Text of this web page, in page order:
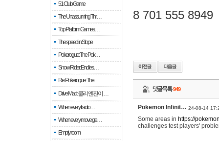
51 Club Game
The Unassuming Thr…
Top Platform Games…
The speed in Slope
Pokerogue: The Pok…
Snow Rider: Endles…
Re: Pokerogue: The…
Drive Mad: 물리 엔진이 …
When every fractio…
When every move ge…
Empty room
8 701 555 8949
댓글목록949
Pokemon Infinit… 24-08-14
Some areas in https://
challenges test players'